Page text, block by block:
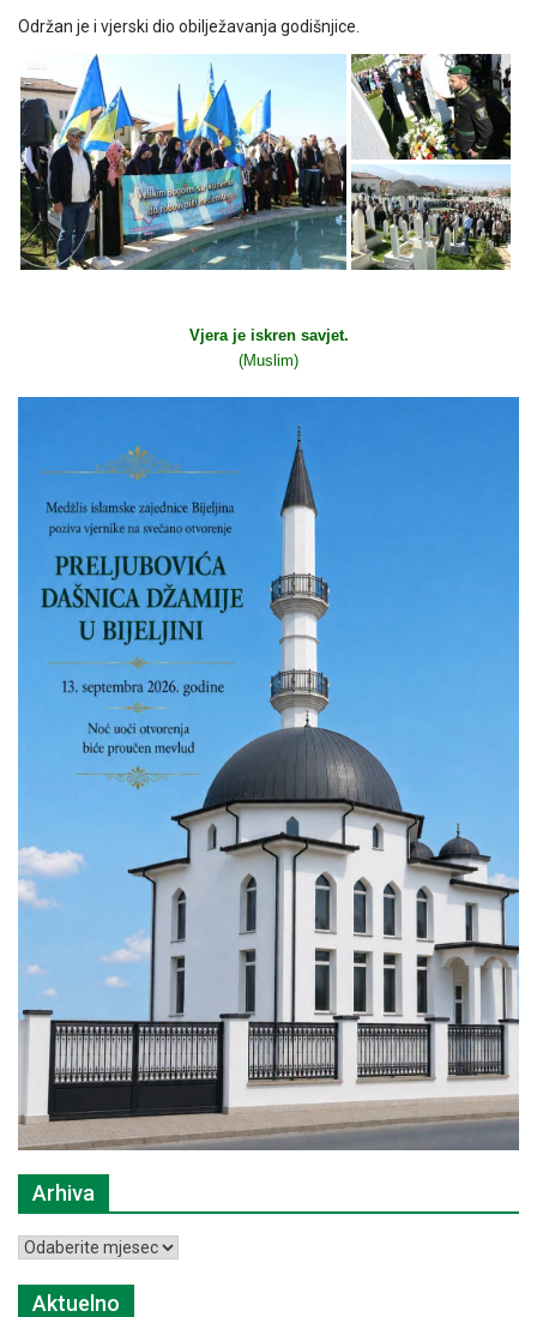
Održan je i vjerski dio obilježavanja godišnjice.
Vjera je iskren savjet.
(Muslim)
Arhiva
Arhiva
Aktuelno